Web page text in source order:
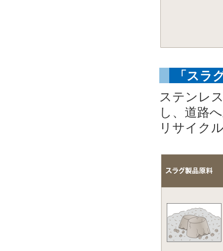
「スラ
ステンレ
し、道路
リサイク